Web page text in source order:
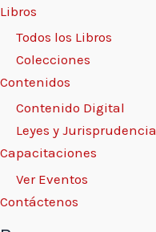
Libros
Todos los Libros
Colecciones
Contenidos
Contenido Digital
Leyes y Jurisprudencia
Capacitaciones
Ver Eventos
Contáctenos